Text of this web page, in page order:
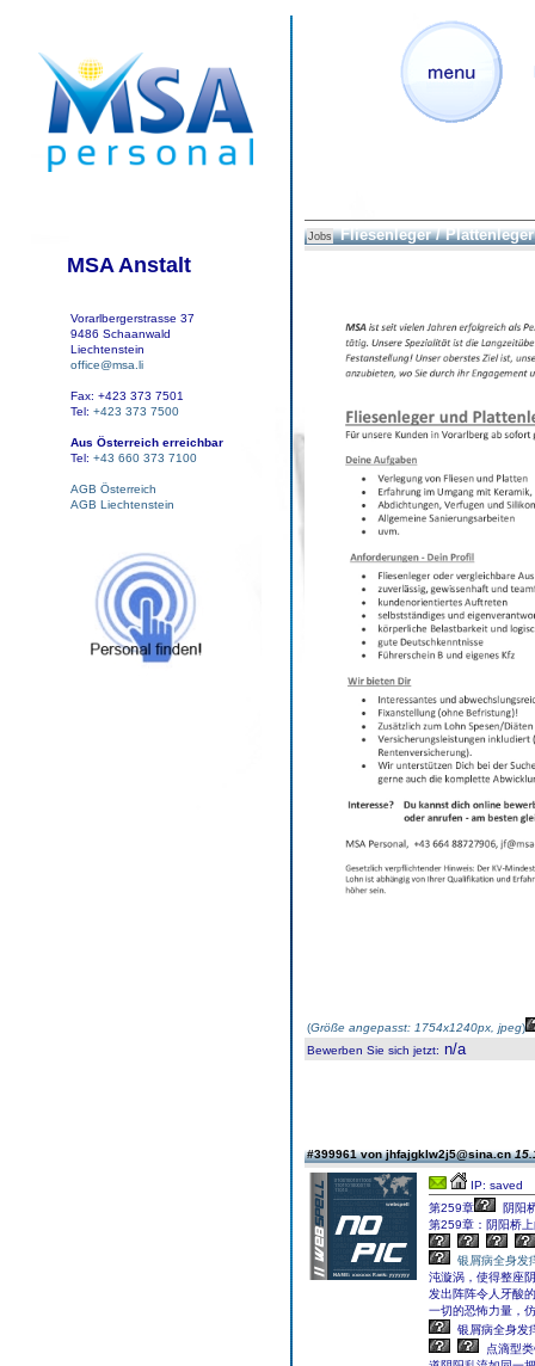
MSA Anstalt
Vorarlbergerstrasse 37
9486 Schaanwald
Liechtenstein
office@msa.li
Fax: +423 373 7501
Tel: +423 373 7500
Aus Österreich erreichbar
Tel: +43 660 373 7100
AGB Österreich
AGB Liechtenstein
Jobs Fliesenleger / Plattenleger
(Größe angepasst: 1754x1240px, jpeg)
Bewerben Sie sich jetzt: n/a
#399961 von jhfajgklw2j5@sina.cn
IP: saved
第259章
阴阳
第259章：阴阳桥
银屑病全身发
沌漩涡，使得整座
发出阵阵令人牙酸
一切的恐怖力量，
银屑病全身发
点滴型